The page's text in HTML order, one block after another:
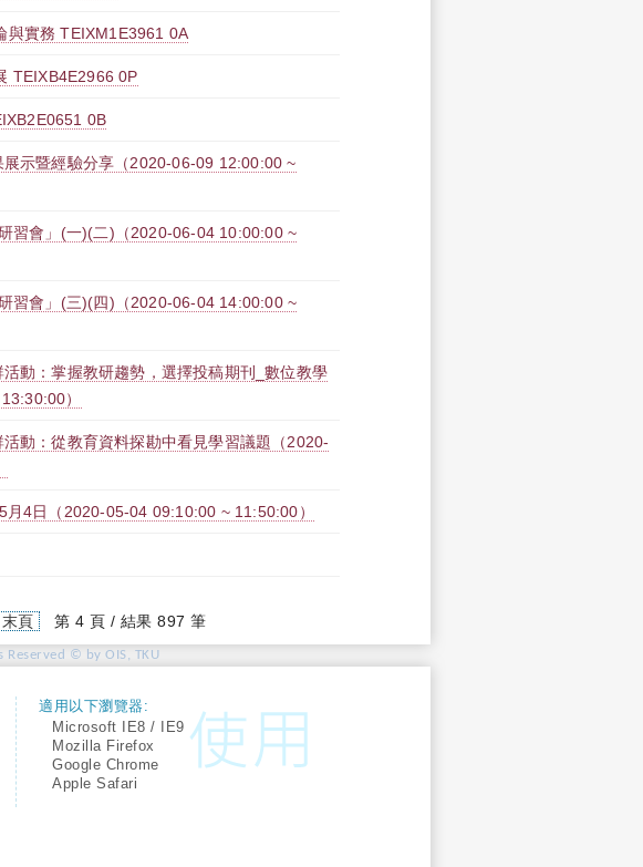
與實務 TEIXM1E3961 0A
TEIXB4E2966 0P
0B
示暨經驗分享（2020-06-09 12:00:00 ~
習會」(一)(二)（2020-06-04 10:00:00 ~
習會」(三)(四)（2020-06-04 14:00:00 ~
動：掌握教研趨勢，選擇投稿期刊_數位教學
）
動：從教育資料探勘中看見學習議題（2020-
4日（2020-05-04 09:10:00 ~ 11:50:00）
末頁 第 4 頁 / 結果 897 筆
Reserved © by OIS, TKU
適用以下瀏覽器:
Microsoft IE8 / IE9
Mozilla Firefox
Google Chrome
Apple Safari